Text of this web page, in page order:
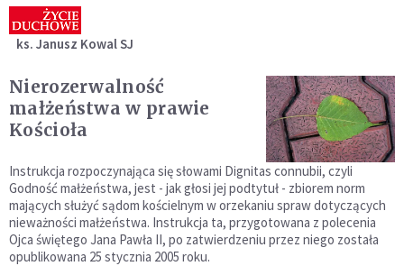
ks. Janusz Kowal SJ
Nierozerwalność
małżeństwa w prawie
Kościoła
Instrukcja rozpoczynająca się słowami Dignitas connubii, czyli
Godność małżeństwa, jest - jak głosi jej podtytuł - zbiorem norm
mających służyć sądom kościelnym w orzekaniu spraw dotyczących
nieważności małżeństwa. Instrukcja ta, przygotowana z polecenia
Ojca świętego Jana Pawła II, po zatwierdzeniu przez niego została
opublikowana 25 stycznia 2005 roku.